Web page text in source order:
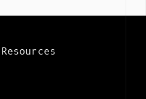
Resources